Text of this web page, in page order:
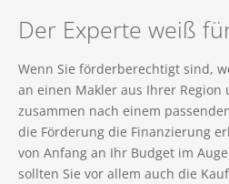
Der Experte weiß
Wenn Sie förderberechtigt sind,
an einen Makler aus Ihrer
zusammen nach einem
die Förderung die Finanzierung
von Anfang an Ihr Budget im
sollten Sie vor allem auch die